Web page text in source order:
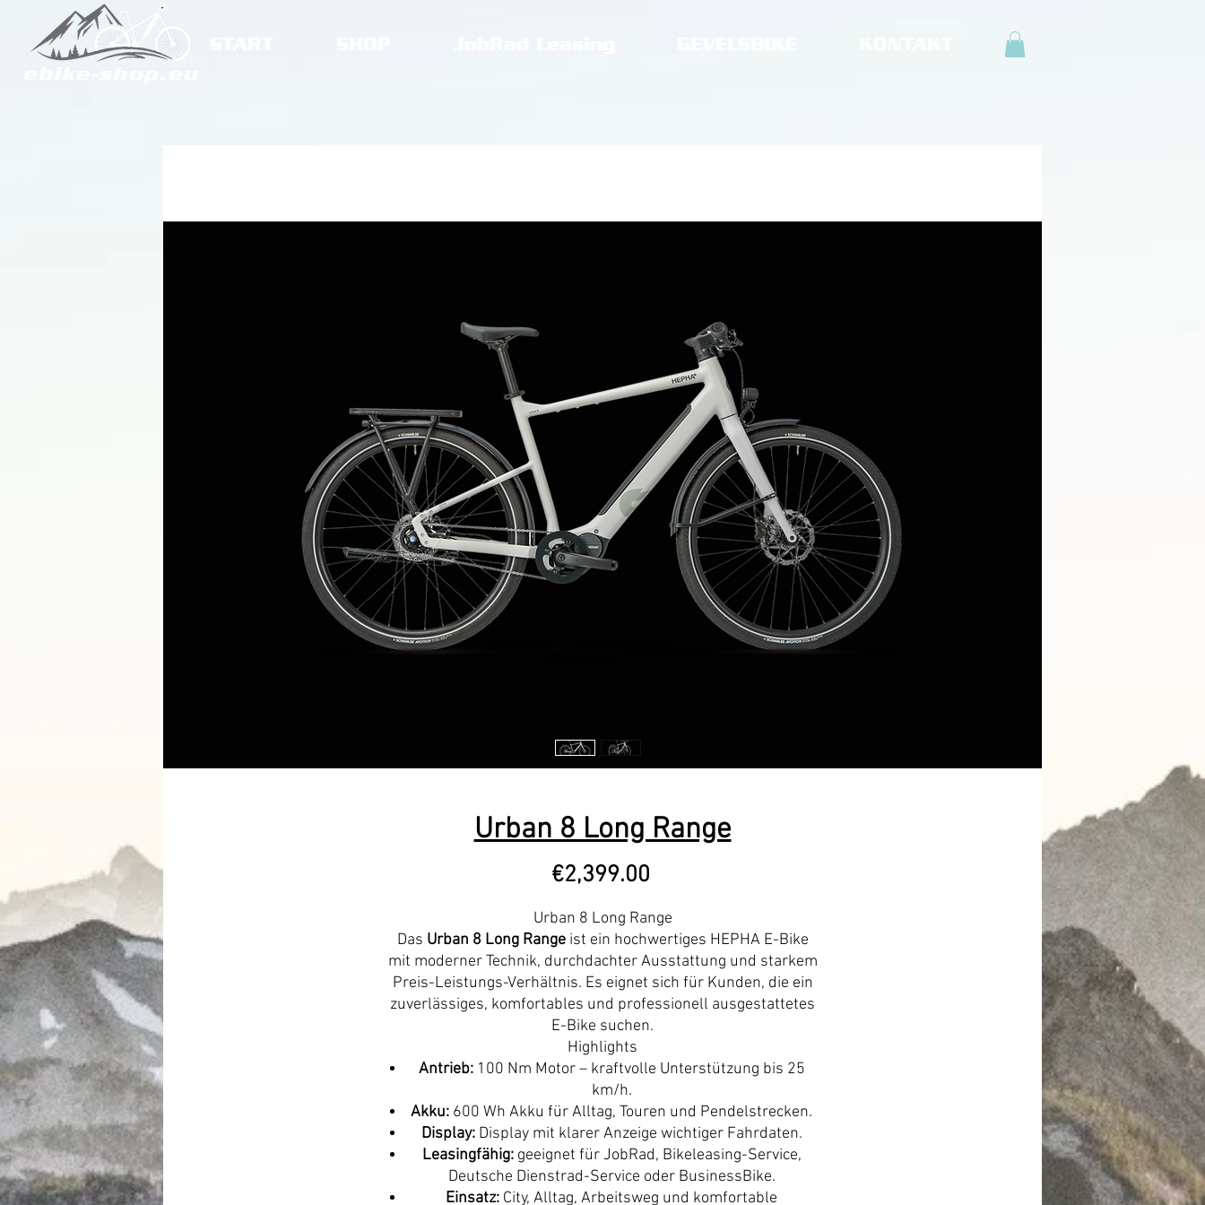
Urban 8 Long Range
€2,399.00Price
Urban 8 Long Range
Das Urban 8 Long Rangeist ein hochwertiges HEPHA E-Bike
mit moderner Technik, durchdachter Ausstattung und starkem
Preis-Leistungs-Verhältnis. Es eignet sich für Kunden, die ein
zuverlässiges, komfortables und professionell ausgestattetes
E-Bike suchen.
Highlights
Antrieb:100 Nm Motor – kraftvolle Unterstützung bis 25
km/h.
Akku: 600 Wh Akku für Alltag, Touren und Pendelstrecken.
Display:Display mit klarer Anzeige wichtiger Fahrdaten.
Leasingfähig:geeignet für JobRad, Bikeleasing-Service,
Deutsche Dienstrad-Service oder BusinessBike.
Einsatz: City, Alltag, Arbeitsweg und komfortable